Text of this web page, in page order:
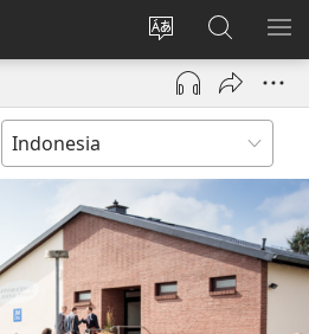
Ganti
bahasa
situs
Log
(terbuka
window
Cari
di
JW.ORG